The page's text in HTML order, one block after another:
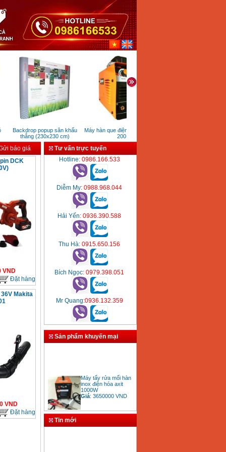
Backdrop popup sân khấu
thẳng (230x230 cm)
Máy hàn que điện tử Jasic ZX7-
200E
báo giá
DCK
VND
Đặt hàng
Makita
VND
Đặt hàng
Tư vấn trực tuyến
Hotline: 0986.166.533
Diễm My: 0988.968.044
Hải Yến: 0936.390.588
Thu Hà: 0915.650.156
Bích Ngọc: 0979.398.051
Mr Quang:0936.132.359
Sản phẩm khuyến mại
Máy tẩy rửa mối hàn
inox điện hóa axit
1000W
Giá:3650000
Tin mới